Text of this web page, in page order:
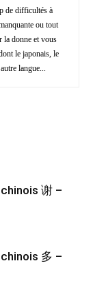
de difficultés à
ou tout
la donne et vous
le japonais, le
langue...
谢 –
多 –